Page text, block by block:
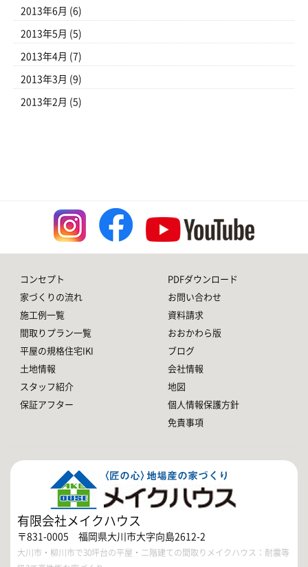
2013年6月 (6)
2013年5月 (5)
2013年4月 (7)
2013年3月 (9)
2013年2月 (5)
コンセプト
家づくりの流れ
施工例一覧
間取りプラン一覧
平屋の規格住宅IKI
土地情報
スタッフ紹介
保証アフター
PDFダウンロード
お問い合わせ
資料請求
おおかわら版
ブログ
会社情報
地図
個人情報保護方針
免責事項
有限会社メイクハウス
〒831-0005 福岡県大川市大字向島2612-2
大川市・柳川市で30坪台の平屋・二階建ての間取りメイクハウス：耐震等